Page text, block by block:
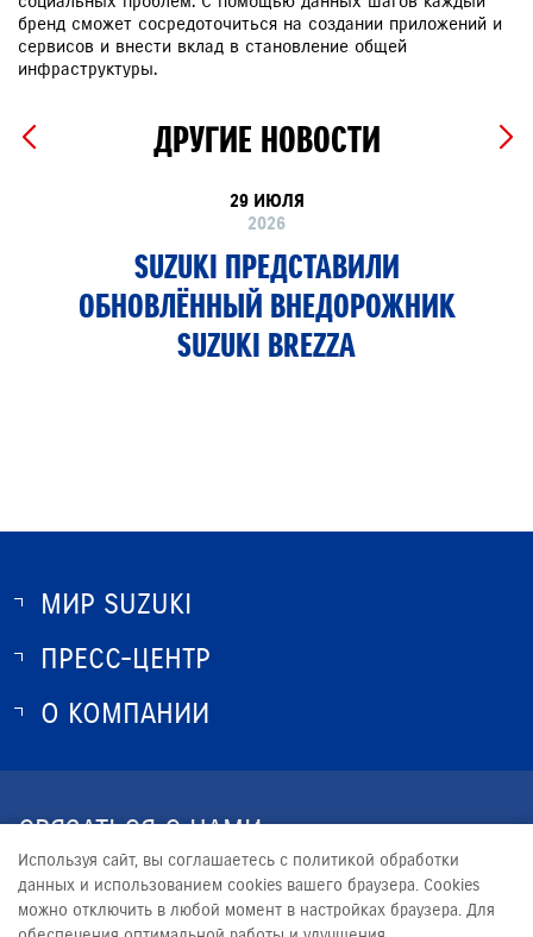
бренд сможет сосредоточиться на создании приложений и
сервисов и внести вклад в становление общей
инфраструктуры.
ДРУГИЕ НОВОСТИ
29 ИЮЛЯ
2026
SUZUKI ПРЕДСТАВИЛИ
ОБНОВЛЁННЫЙ ВНЕДОРОЖНИК
SUZUKI BREZZA
МИР SUZUKI
О SUZUKI
ОПТОВЫЕ ПРОДАЖИ ЗАПЧАСТЕЙ
ПРЕСС-ЦЕНТР
НОВОСТИ
О КОМПАНИИ
СВЯЗАТЬСЯ С НАМИ
+7 (3462) 95-85-85
SUZUKI.INFO@SK-MOTORS.NET
Используя сайт, вы соглашаетесь с политикой обработки
данных и использованием cookies вашего браузера. Cookies
можно отключить в любой момент в настройках браузера. Для